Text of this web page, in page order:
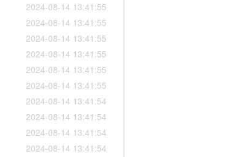
2024-08-14 13:41:55
2024-08-14 13:41:55
2024-08-14 13:41:55
2024-08-14 13:41:55
2024-08-14 13:41:55
2024-08-14 13:41:55
2024-08-14 13:41:54
2024-08-14 13:41:54
2024-08-14 13:41:54
2024-08-14 13:41:54